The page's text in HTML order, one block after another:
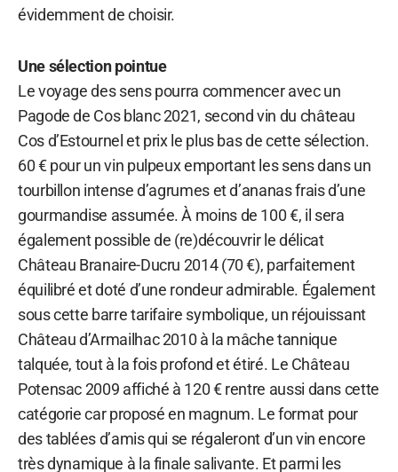
évidemment de choisir.
Une sélection pointue
Le voyage des sens pourra commencer avec un
Pagode de Cos blanc 2021, second vin du château
Cos d’Estournel et prix le plus bas de cette sélection.
60 € pour un vin pulpeux emportant les sens dans un
tourbillon intense d’agrumes et d’ananas frais d’une
gourmandise assumée. À moins de 100 €, il sera
également possible de (re)découvrir le délicat
Château Branaire-Ducru 2014 (70 €), parfaitement
équilibré et doté d’une rondeur admirable. Également
sous cette barre tarifaire symbolique, un réjouissant
Château d’Armailhac 2010 à la mâche tannique
talquée, tout à la fois profond et étiré. Le Château
Potensac 2009 affiché à 120 € rentre aussi dans cette
catégorie car proposé en magnum. Le format pour
des tablées d’amis qui se régaleront d’un vin encore
très dynamique à la finale salivante. Et parmi les